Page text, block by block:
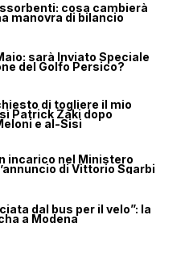
cosa cambierà
manovra di bilancio
sarà Inviato Speciale
del Golfo Persico?
di togliere il mio
Patrick Zaki dopo
e al-Sisi
incarico nel Ministero
di Vittorio Sgarbi
dal bus per il velo”: la
a Modena